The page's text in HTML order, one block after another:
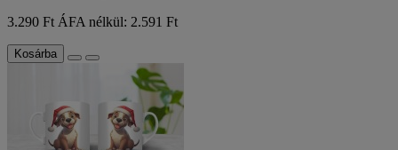
3.290 Ft ÁFA nélkül: 2.591 Ft
Kosárba